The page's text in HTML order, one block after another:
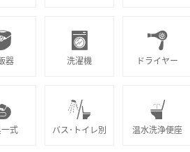
器 洗濯機 ドライヤー
式 バス･トイレ別 温水洗浄便座